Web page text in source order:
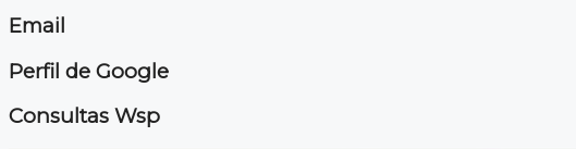
Email
Perfil de Google
Consultas Wsp